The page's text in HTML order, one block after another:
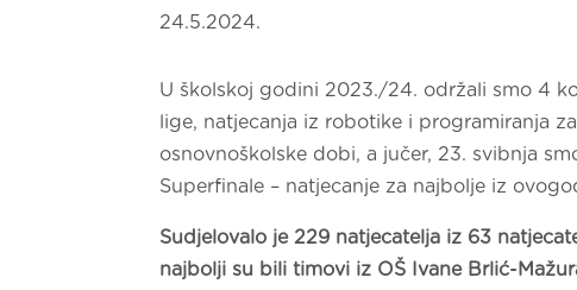
24.5.2024.
U školskoj godini 2023./24. održali smo 4
lige, natjecanja iz robotike i programiranja
osnovnoškolske dobi, a jučer, 23. svibnja
Superfinale – natjecanje za najbolje iz
Sudjelovalo je 229 natjecatelja iz 63
najbolji su bili timovi iz OŠ Ivane Brlić-